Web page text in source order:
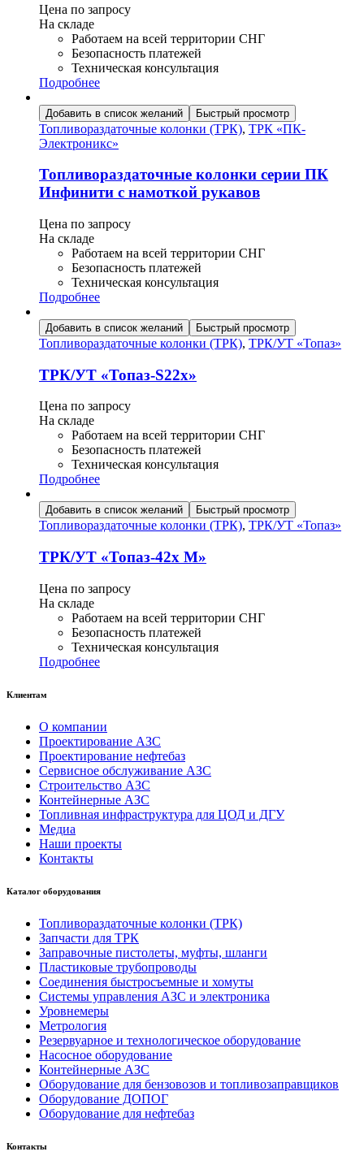
Цена по запросу
На складе
Работаем на всей территории СНГ
Безопасность платежей
Техническая консультация
Подробнее
Добавить в список желаний Быстрый просмотр
Топливораздаточные колонки (ТРК), ТРК «ПК-
Электроникс»
Топливораздаточные колонки серии ПК
Инфинити с намоткой рукавов
Цена по запросу
На складе
Работаем на всей территории СНГ
Безопасность платежей
Техническая консультация
Подробнее
Добавить в список желаний Быстрый просмотр
Топливораздаточные колонки (ТРК), ТРК/УТ «Топаз»
ТРК/УТ «Топаз-S22х»
Цена по запросу
На складе
Работаем на всей территории СНГ
Безопасность платежей
Техническая консультация
Подробнее
Добавить в список желаний Быстрый просмотр
Топливораздаточные колонки (ТРК), ТРК/УТ «Топаз»
ТРК/УТ «Топаз-42х М»
Цена по запросу
На складе
Работаем на всей территории СНГ
Безопасность платежей
Техническая консультация
Подробнее
Клиентам
О компании
Проектирование АЗС
Проектирование нефтебаз
Сервисное обслуживание АЗС
Строительство АЗС
Контейнерные АЗС
Топливная инфраструктура для ЦОД и ДГУ
Медиа
Наши проекты
Контакты
Каталог оборудования
Топливораздаточные колонки (ТРК)
Запчасти для ТРК
Заправочные пистолеты, муфты, шланги
Пластиковые трубопроводы
Соединения быстросъемные и хомуты
Системы управления АЗС и электроника
Уровнемеры
Метрология
Резервуарное и технологическое оборудование
Насосное оборудование
Контейнерные АЗС
Оборудование для бензовозов и топливозаправщиков
Оборудование ДОПОГ
Оборудование для нефтебаз
Контакты